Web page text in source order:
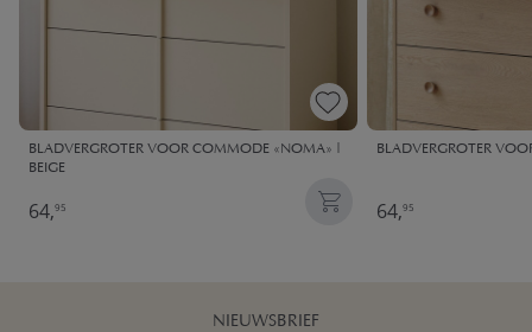
BLADVERGROTER VOOR COMMODE «NOMA» |
BEIGE
64,95
BLADVERGROTER
64,95
NIEUWSBRIEF